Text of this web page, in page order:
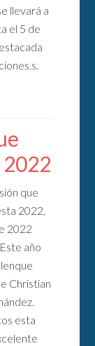
llevará a
el 5 de
que
2022,
2022
año
Christian
esta